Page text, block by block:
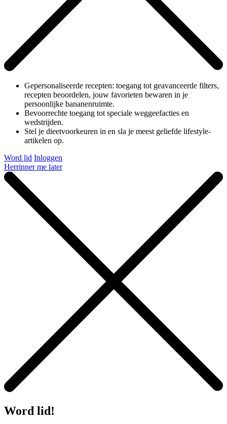
Gepersonaliseerde recepten: toegang tot geavanceerde filters,
recepten beoordelen, jouw favorieten bewaren in je
persoonlijke bananenruimte.
Bevoorrechte toegang tot speciale weggeefacties en
wedstrijden.
Stel je dieetvoorkeuren in en sla je meest geliefde lifestyle-
artikelen op.
Word lid Inloggen
Herrinner me later
Word lid!